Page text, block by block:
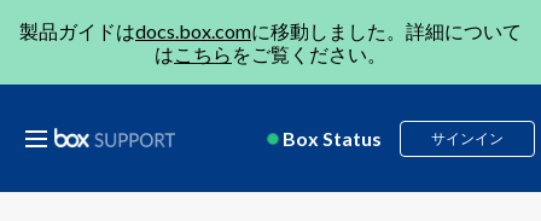
製品ガイドはdocs.box.comに移動しました。詳細について
はこちら をご覧ください。
Box Status サインイン